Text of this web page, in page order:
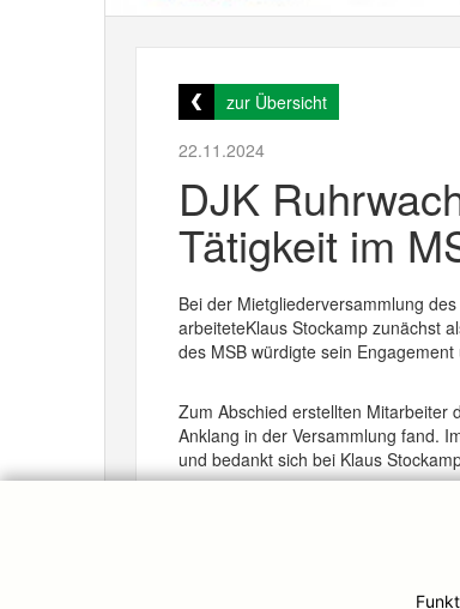
zur Übersicht
22.11.2024
DJK
Tätigkeit im
Bei der Mietgliederversammlung
arbeiteteKlaus Stockamp zunächst
des MSB würdigte sein
Zum Abschied erstellten Mitarbeiter
Anklang in der Versammlung fand.
und bedankt sich bei Klaus